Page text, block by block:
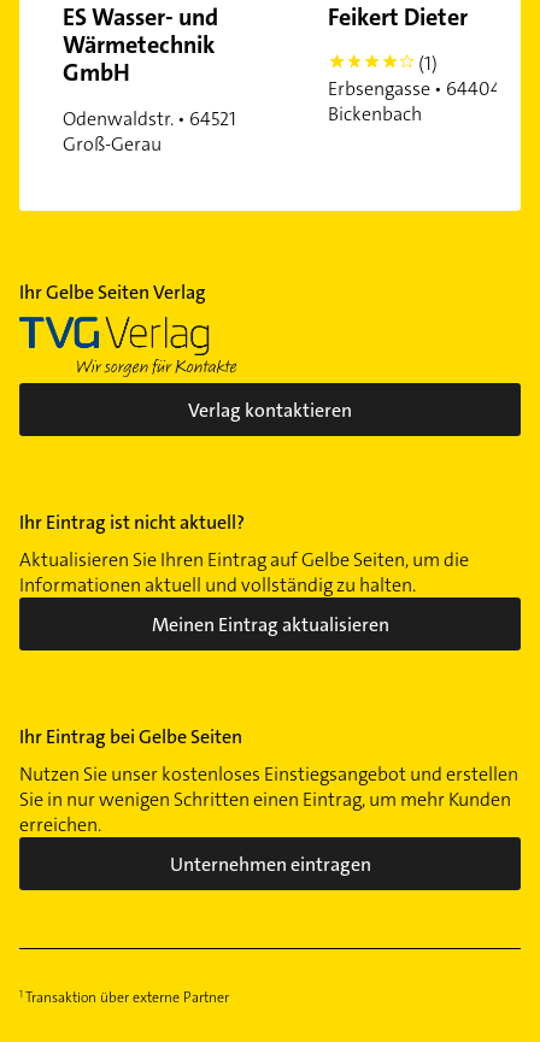
ES Wasser- und
Wärmetechnik
GmbH
Odenwaldstr. • 64521
Groß-Gerau
Feikert Dieter
4
(1)
Erbsengasse • 64404
Bickenbach
Ihr Gelbe Seiten Verlag
Verlag kontaktieren
Ihr Eintrag ist nicht aktuell?
Aktualisieren Sie Ihren Eintrag auf Gelbe Seiten, um die
Informationen aktuell und vollständig zu halten.
Meinen Eintrag aktualisieren
Ihr Eintrag bei Gelbe Seiten
Nutzen Sie unser kostenloses Einstiegsangebot und erstellen
Sie in nur wenigen Schritten einen Eintrag, um mehr Kunden
erreichen.
Unternehmen eintragen
Transaktion über externe Partner